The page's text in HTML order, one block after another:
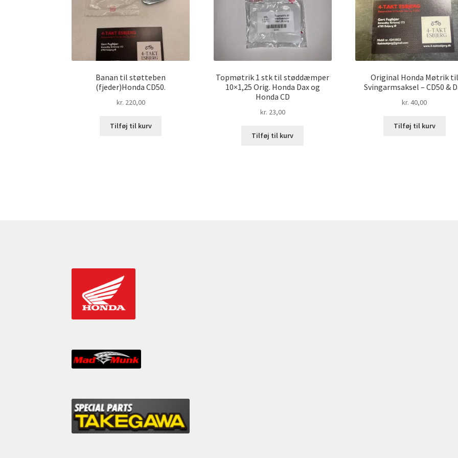
Banan til støtteben
(fjeder)Honda CD50.
kr. 220,00
Tilføj til kurv
Topmøtrik 1 stk til støddæmper
10×1,25 Orig. Honda Dax og
Honda CD
kr. 23,00
Tilføj til kurv
Original Honda Møtrik til
Svingarmsaksel – CD50 &
kr. 40,00
Tilføj til kurv